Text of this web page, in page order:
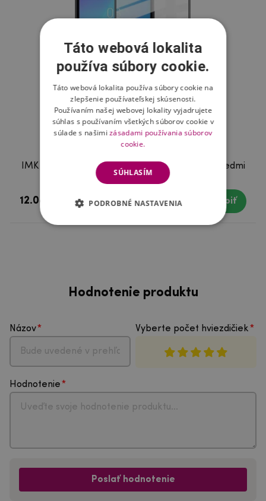
IMK celoplošné tvrdené sklo na mobil Xiaomi Redmi
7A
12.08 € Skladom Kúpiť
Hodnotenie produktu
Názov Vyberte počet hviezdičiek
Hodnotenie
Poslať hodnotenie
Táto webová lokalita
používa súbory cookie.
Táto webová lokalita používa súbory cookie na
zlepšenie používateľskej skúsenosti.
Používaním našej webovej lokality vyjadrujete
súhlas s používaním všetkých súborov cookie v
súlade s našimizásadami používania súborov
cookie.
SÚHLASÍM
PODROBNÉ NASTAVENIA